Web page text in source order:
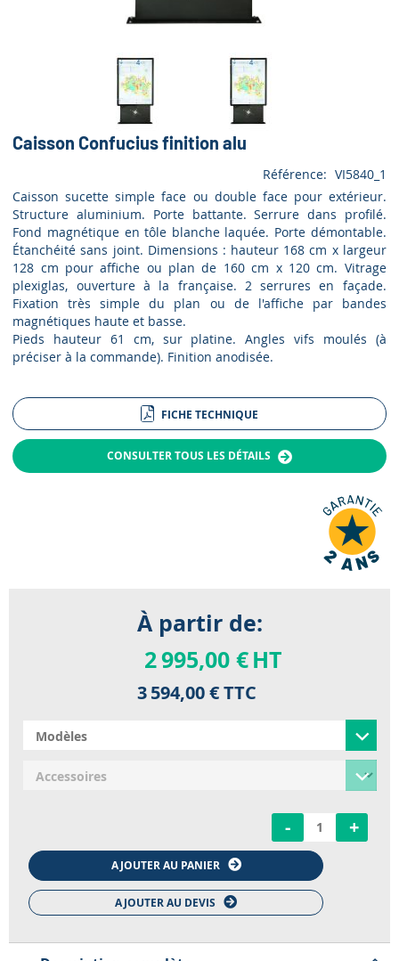
Caisson Confucius finition alu
Référence
VI5840_1
Caisson sucette simple face ou double face pour extérieur.
Structure aluminium. Porte battante. Serrure dans profilé.
Fond magnétique en tôle blanche laquée. Porte démontable.
Étanchéité sans joint. Dimensions : hauteur 168 cm x largeur
128 cm pour affiche ou plan de 160 cm x 120 cm. Vitrage
plexiglas, ouverture à la française. 2 serrures en façade.
Fixation très simple du plan ou de l'affiche par bandes
magnétiques haute et basse.
Pieds hauteur 61 cm, sur platine. Angles vifs moulés (à
préciser à la commande). Finition anodisée.
FICHE TECHNIQUE
CONSULTER TOUS LES DÉTAILS
À partir de:
2 995,00 €HT
3 594,00 € TTC
- +
AJOUTER AU PANIER
AJOUTER AU DEVIS